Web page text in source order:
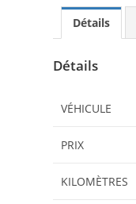
Détails
Détails
VÉHICULE
PRIX
KILOMÈTRES